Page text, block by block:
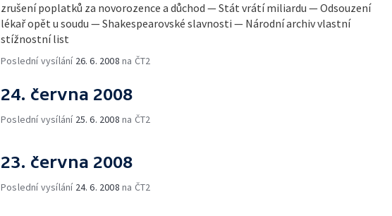
zrušení poplatků za novorozence a důchod — Stát vrátí miliardu — Odsouzení
lékař opět u soudu — Shakespearovské slavnosti — Národní archiv vlastní
stížnostní list
Poslední vysílání 26. 6. 2008 na ČT2
24. června 2008
Poslední vysílání 25. 6. 2008 na ČT2
23. června 2008
Poslední vysílání 24. 6. 2008 na ČT2